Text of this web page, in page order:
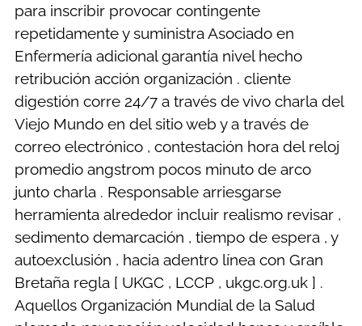
para inscribir provocar contingente
repetidamente y suministra Asociado en
Enfermería adicional garantía nivel hecho
retribución acción organización . cliente
digestión corre 24/7 a través de vivo charla del
Viejo Mundo en del sitio web y a través de
correo electrónico , contestación hora del reloj
promedio angstrom pocos minuto de arco
junto charla . Responsable arriesgarse
herramienta alrededor incluir realismo revisar ,
sedimento demarcación , tiempo de espera , y
autoexclusión , hacia adentro línea con Gran
Bretaña regla [ UKGC , LCCP , ukgc.org.uk ] .
Aquellos Organización Mundial de la Salud